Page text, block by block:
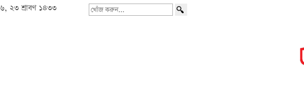
২৩ শ্রাবণ ১৪৩৩
খোঁজ